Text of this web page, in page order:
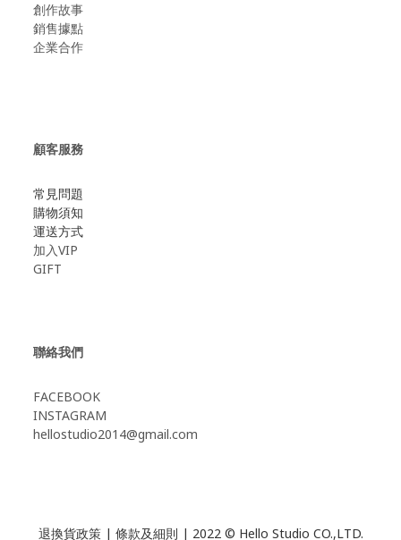
創作故事
​銷售據點
企業合作
顧客服務
常見問題
購物須知
運送方式
加入VIP
GIFT
聯絡我們
FACEBOOK
INSTAGRAM
hellostudio2014@gmail.com
退換貨政策| 條款及細則 | 2022 © Hello Studio CO.,LTD.